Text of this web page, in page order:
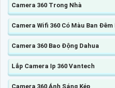
Camera 360 Trong Nhà
Camera Wifi 360 Có Màu Ban Đêm
Camera 360 Bao Động Dahua
Lắp Camera Ip 360 Vantech
Camera 360 Ánh Sáng Kép